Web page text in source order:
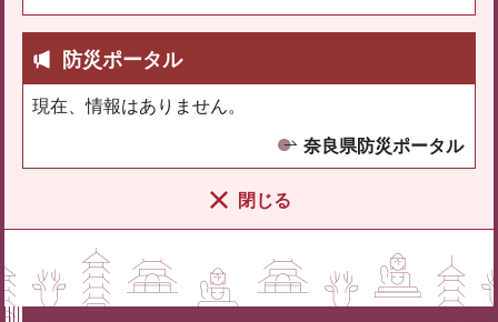
防災ポータル
現在、情報はありません。
奈良県防災ポータル
閉じる